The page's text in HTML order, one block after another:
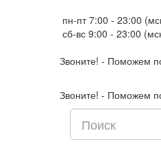
пн-пт 7:00 - 23:00
сб-вс 9:00 - 23:00
Звоните! - Поможем
Звоните! - Поможем